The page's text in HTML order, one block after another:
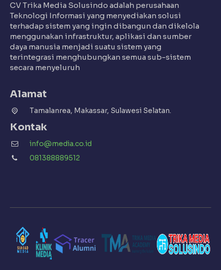
CV Trika Media Solusindo adalah perusahaan
Teknologi Informasi yang menyediakan solusi
terhadap sistem yang ingin dibangun dan dikelola
menggunakan infrastruktur, aplikasi dan sumber
daya manusia menjadi suatu sistem yang
terintegrasi menghubungkan semua sub-sistem
secara menyeluruh
Alamat
Tamalanrea, Makassar, Sulawesi Selatan.
Kontak
info@media.co.id
081388889512